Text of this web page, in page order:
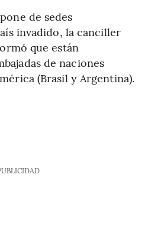
de sedes
invadido, la canciller
que están
de naciones
(Brasil y Argentina).